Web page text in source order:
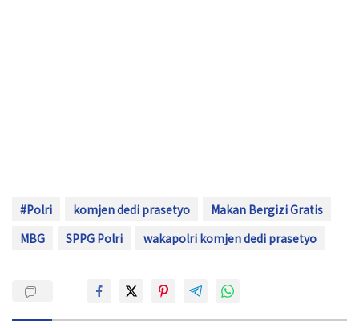
#Polri komjen dedi prasetyo
Makan Bergizi Gratis
MBG
SPPG Polri wakapolri komjen dedi prasetyo